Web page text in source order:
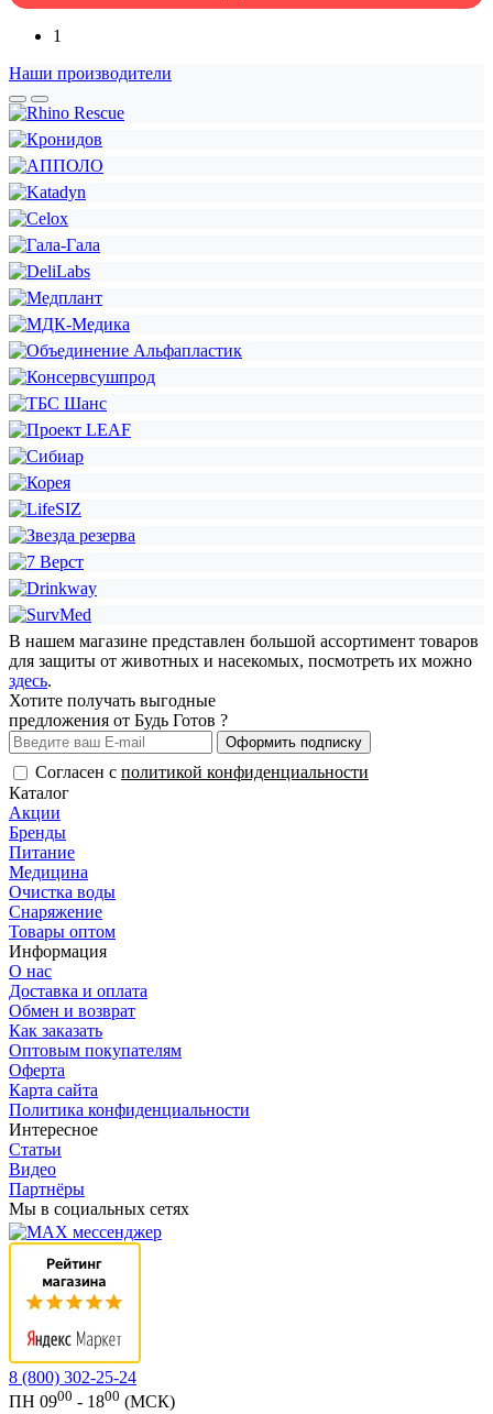
1
Наши производители
В нашем магазине представлен большой ассортимент товаров
для защиты от животных и насекомых, посмотреть их можно
здесь.
Хотите получать выгодные
предложения от Будь Готов ?
Оформить подписку
Согласен с политикой конфиденциальности
Каталог
Акции
Бренды
Питание
Медицина
Очистка воды
Снаряжение
Товары оптом
Информация
О нас
Доставка и оплата
Обмен и возврат
Как заказать
Оптовым покупателям
Оферта
Карта сайта
Политика конфиденциальности
Интересное
Статьи
Видео
Партнёры
Мы в социальных сетях
8 (800) 302-25-24
ПН 0900 - 1800 (МСК)